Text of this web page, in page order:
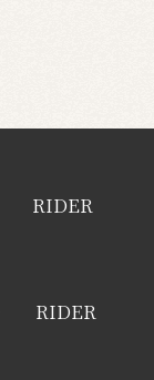
RIDER
RIDER